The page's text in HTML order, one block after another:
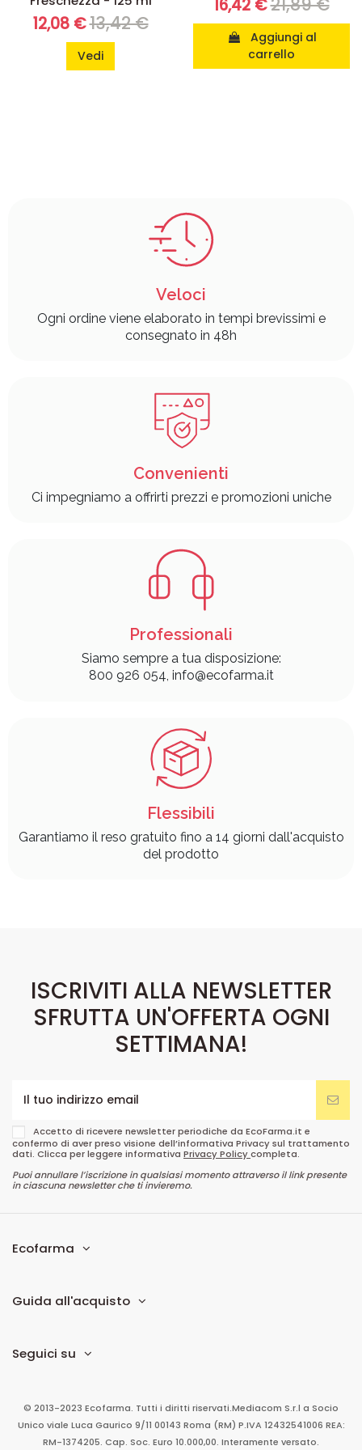
12,08 €13,42 €
Vedi
16,42 €
carrello
Veloci
Ogni ordine viene elaborato in tempi brevissimi e
consegnato in 48h
Convenienti
Ci impegniamo a offrirti prezzi e promozioni uniche
Professionali
Siamo sempre a tua disposizione:
800 926 054, info@ecofarma.it
Flessibili
Garantiamo il reso gratuito fino a 14 giorni dall'acquisto
del prodotto
ISCRIVITI ALLA NEWSLETTER
SFRUTTA UN'OFFERTA OGNI
SETTIMANA!
Accetto di ricevere newsletter periodiche da EcoFarma.it e
confermo di aver preso visione dell’informativa Privacy sul trattamento
dati. Clicca per leggere informativa Privacy Policycompleta.
Puoi annullare l’iscrizione in qualsiasi momento attraverso il link presente
in ciascuna newsletter che ti invieremo.
Ecofarma
Guida all'acquisto
Seguici su
© 2013-2023 Ecofarma. Tutti i diritti riservati.Mediacom S.r.l a Socio
Unico viale Luca Gaurico 9/11 00143 Roma (RM) P.IVA 12432541006 REA:
RM-1374205. Cap. Soc. Euro 10.000,00. Interamente versato.